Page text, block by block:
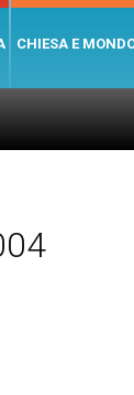
CHIESA E
Il